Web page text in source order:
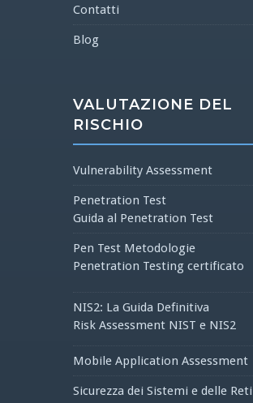
Contatti
Blog
VALUTAZIONE DEL
RISCHIO
Vulnerability Assessment
Penetration Test
Guida al Penetration Test
Pen Test Metodologie
Penetration Testing certificato
NIS2: La Guida Definitiva
Risk Assessment NIST e NIS2
Mobile Application Assessment
Sicurezza dei Sistemi e delle Reti